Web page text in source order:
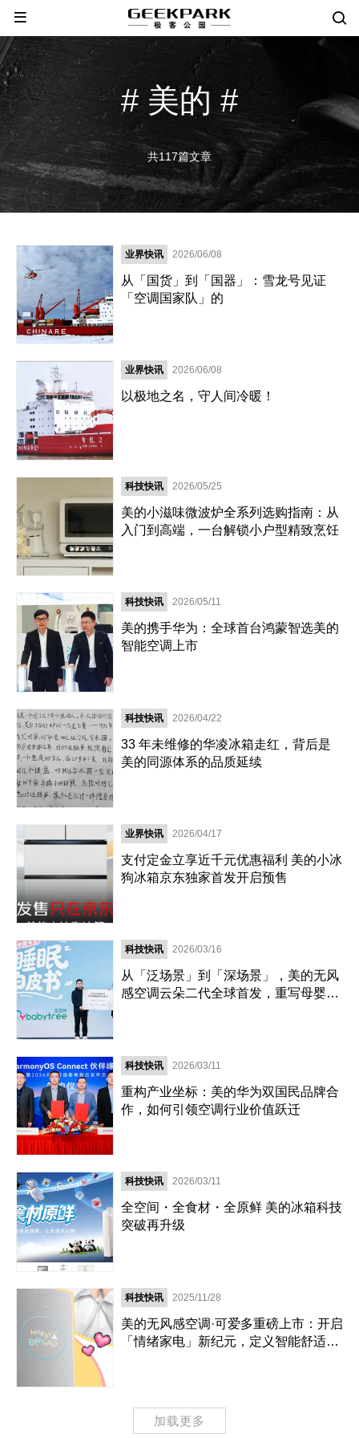
# 美的 #
共117篇文章
业界快讯 2026/06/08
从「国货」到「国器」：雪龙号见证
「空调国家队」的
业界快讯 2026/06/08
以极地之名，守人间冷暖！
科技快讯 2026/05/25
美的小滋味微波炉全系列选购指南：从
入门到高端，一台解锁小户型精致烹饪
科技快讯 2026/05/11
美的携手华为：全球首台鸿蒙智选美的
智能空调上市
科技快讯 2026/04/22
33 年未维修的华凌冰箱走红，背后是
美的同源体系的品质延续
业界快讯 2026/04/17
支付定金立享近千元优惠福利 美的小冰
狗冰箱京东独家首发开启预售
科技快讯 2026/03/16
从「泛场景」到「深场景」，美的无风
感空调云朵二代全球首发，重写母婴赛
科技快讯 2026/03/11
重构产业坐标：美的华为双国民品牌合
作，如何引领空调行业价值跃迁
科技快讯 2026/03/11
全空间・全食材・全原鲜 美的冰箱科技
突破再升级
科技快讯 2025/11/28
美的无风感空调·可爱多重磅上市：开启
「情绪家电」新纪元，定义智能舒适新
加载更多